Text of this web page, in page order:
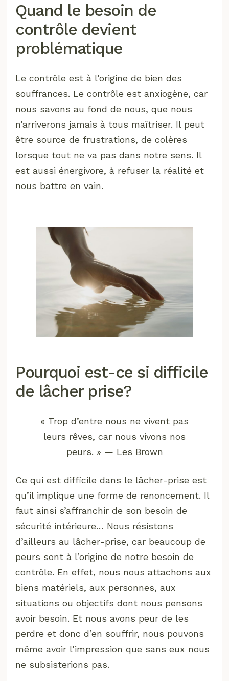
Quand le besoin de
contrôle devient
problématique
Le contrôle est à l’origine de bien des
souffrances. Le contrôle est anxiogène, car
nous savons au fond de nous, que nous
n’arriverons jamais à tous maîtriser. Il peut
être source de frustrations, de colères
lorsque tout ne va pas dans notre sens. Il
est aussi énergivore, à refuser la réalité et
nous battre en vain.
Pourquoi est-ce si difficile
de lâcher prise?
« Trop d’entre nous ne vivent pas
leurs rêves, car nous vivons nos
peurs. » — Les Brown
Ce qui est difficile dans le lâcher-prise est
qu’il implique une forme de renoncement. Il
faut ainsi s’affranchir de son besoin de
sécurité intérieure… Nous résistons
d’ailleurs au lâcher-prise, car beaucoup de
peurs sont à l’origine de notre besoin de
contrôle. En effet, nous nous attachons aux
biens matériels, aux personnes, aux
situations ou objectifs dont nous pensons
avoir besoin. Et nous avons peur de les
perdre et donc d’en souffrir, nous pouvons
même avoir l’impression que sans eux nous
ne subsisterions pas.